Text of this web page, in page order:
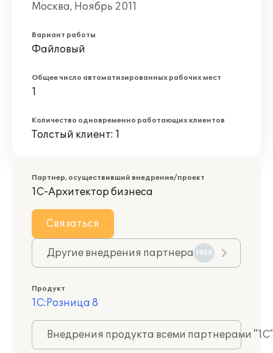
Москва, Ноябрь 2011
Вариант работы
Файловый
Общее число автоматизированных рабочих мест
1
Количество одновременно работающих клиентов
Толстый клиент: 1
Партнер, осуществивший внедрение/проект
1С-Архитектор бизнеса
Связаться
Другие внедрения партнера 1955
Продукт
1С:Розница 8
Внедрения продукта всеми партнерами